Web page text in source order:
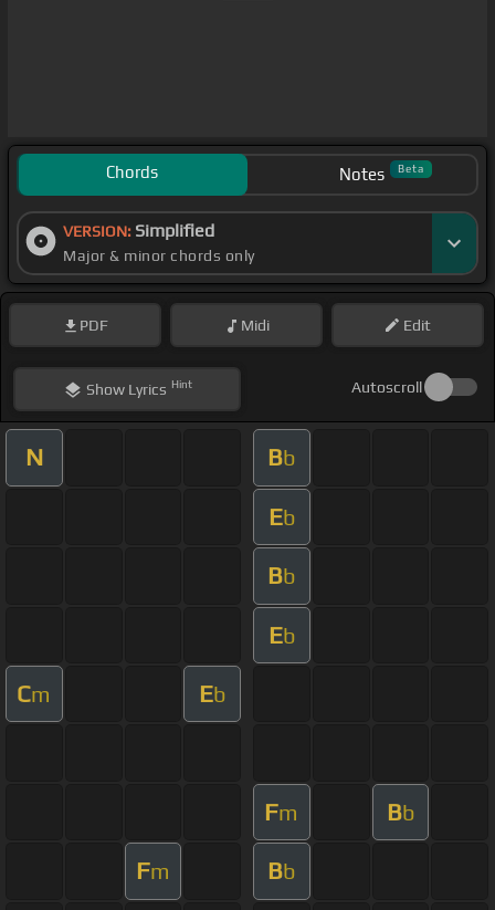
Chords Notes Beta
VERSION: Simplified
Major & minor chords only
PDF Midi Edit
ShowLyrics Hint Autoscroll
N Bb
Eb
Bb
Eb
Cm Eb
Fm Bb
Fm Bb